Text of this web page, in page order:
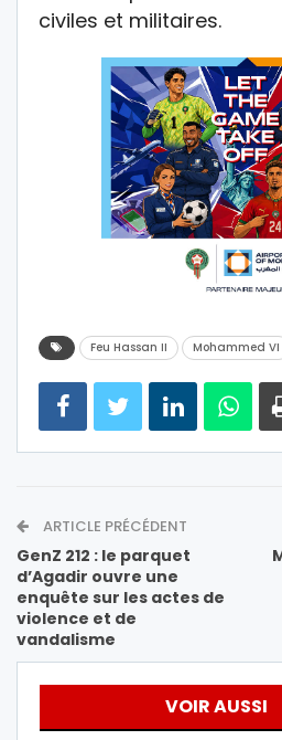
civiles et militaires.
Feu Hassan II Mohammed VI
ARTICLE PRÉCÉDENT
GenZ 212 : le parquet
d’Agadir ouvre une
enquête sur les actes de
violence et de
vandalisme
VOIR AUSSI